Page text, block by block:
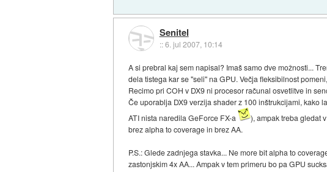
Senitel
::6. jul 2007, 10:14
A si prebral kaj sem napisal? Imaš samo dve možnosti...
dela tistega kar se "seli" na GPU. Večja fleksibilnost
Recimo pri COH v DX9 ni procesor računal osvetlitve in
Če uporablja DX9 verzija shader z 100 inštrukcijami, kako
ATI nista naredila GeForce FX-a
), ampak treba gledat
brez alpha to coverage in brez AA.
P.S.: Glede zadnjega stavka... Ne more bit alpha to
zastonjskim 4x AA... Ampak v tem primeru bo pa GPU